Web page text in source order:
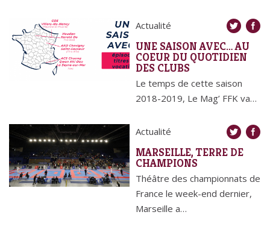
Actualité
UNE SAISON AVEC… AU
COEUR DU QUOTIDIEN
DES CLUBS
Le temps de cette saison
2018-2019, Le Mag’ FFK va…
Actualité
MARSEILLE, TERRE DE
CHAMPIONS
Théâtre des championnats de
France le week-end dernier,
Marseille a…